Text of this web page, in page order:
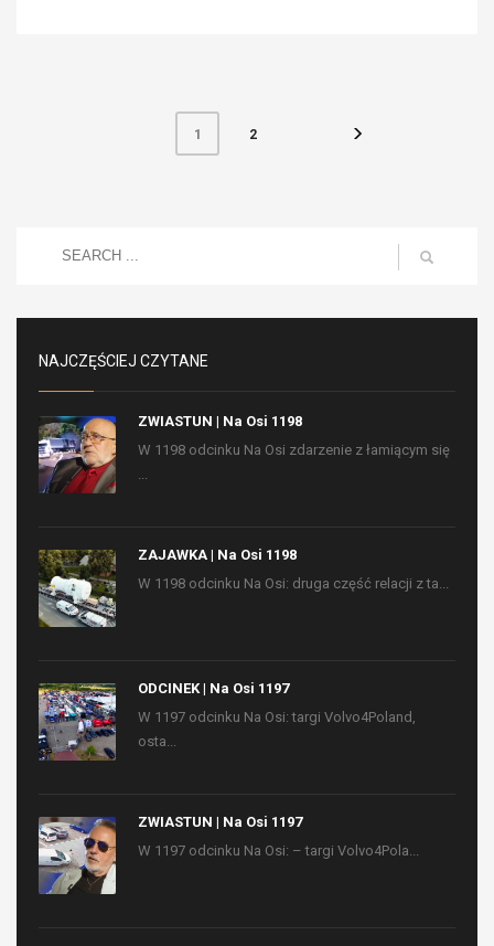
1 2
NAJCZĘŚCIEJ CZYTANE
ZWIASTUN | Na Osi 1198
W 1198 odcinku Na Osi zdarzenie z łamiącym się
ZAJAWKA | Na Osi 1198
W 1198 odcinku Na Osi: druga część relacji z ta...
ODCINEK | Na Osi 1197
W 1197 odcinku Na Osi: targi Volvo4Poland,
osta...
ZWIASTUN | Na Osi 1197
W 1197 odcinku Na Osi: – targi Volvo4Pola...